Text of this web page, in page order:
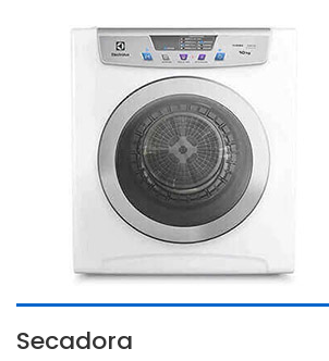
Secadora